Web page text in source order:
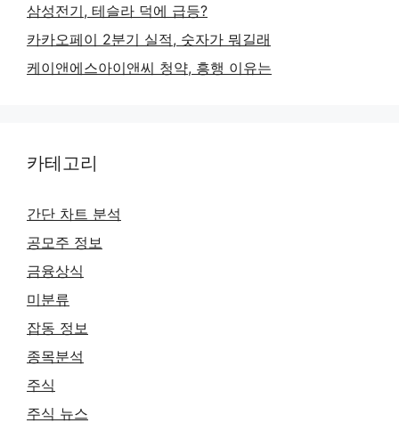
삼성전기, 테슬라 덕에 급등?
카카오페이 2분기 실적, 숫자가 뭐길래
케이앤에스아이앤씨 청약, 흥행 이유는
카테고리
간단 차트 분석
공모주 정보
금융상식
미분류
잡동 정보
종목분석
주식
주식 뉴스